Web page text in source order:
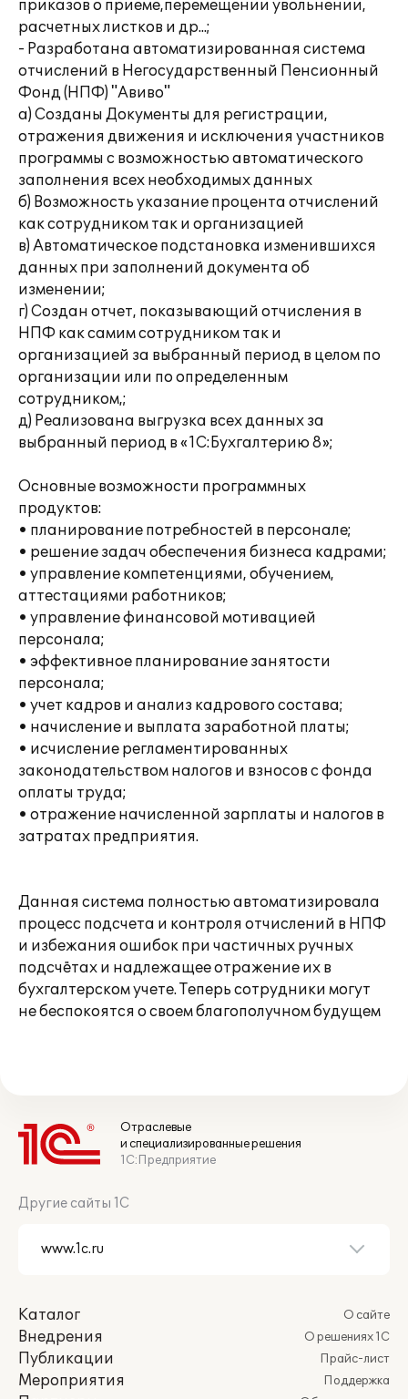
приказов о приеме,перемещении увольнении,
расчетных листков и др...;
- Разработана автоматизированная система
отчислений в Негосударственный Пенсионный
Фонд (НПФ) "Авиво"
а) Созданы Документы для регистрации,
отражения движения и исключения участников
программы с возможностью автоматического
заполнения всех необходимых данных
б) Возможность указание процента отчислений
как сотрудником так и организацией
в) Автоматическое подстановка изменившихся
данных при заполнений документа об
изменении;
г) Создан отчет, показывающий отчисления в
НПФ как самим сотрудником так и
организацией за выбранный период в целом по
организации или по определенным
сотрудником,;
д) Реализована выгрузка всех данных за
выбранный период в «1С:Бухгалтерию 8»;
Основные возможности программных
продуктов:
• планирование потребностей в персонале;
• решение задач обеспечения бизнеса кадрами;
• управление компетенциями, обучением,
аттестациями работников;
• управление финансовой мотивацией
персонала;
• эффективное планирование занятости
персонала;
• учет кадров и анализ кадрового состава;
• начисление и выплата заработной платы;
• исчисление регламентированных
законодательством налогов и взносов с фонда
оплаты труда;
• отражение начисленной зарплаты и налогов в
затратах предприятия.
Данная система полностью автоматизировала
процесс подсчета и контроля отчислений в НПФ
и избежания ошибок при частичных ручных
подсчётах и надлежащее отражение их в
бухгалтерском учете. Теперь сотрудники могут
не беспокоятся о своем благополучном будущем
Отраслевые
и специализированные решения
1С:Предприятие
Другие сайты 1С
Каталог
Внедрения
Публикации
Мероприятия
О сайте
О решениях 1С
Прайс-лист
Поддержка